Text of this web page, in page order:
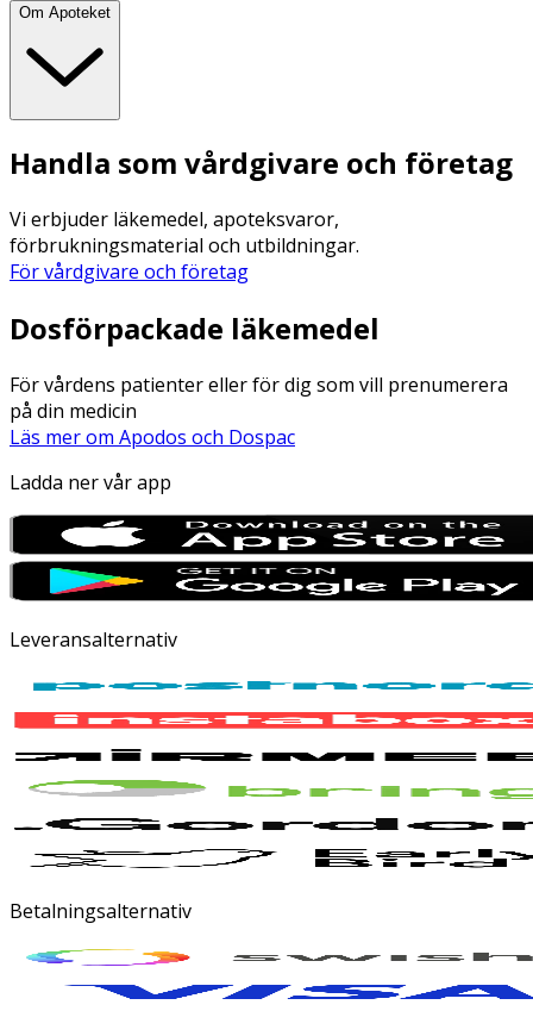
Om Apoteket
Handla som vårdgivare och företag
Vi erbjuder läkemedel, apoteksvaror,
förbrukningsmaterial och utbildningar.
För vårdgivare och företag
Dosförpackade läkemedel
För vårdens patienter eller för dig som vill prenumerera
på din medicin
Läs mer om Apodos och Dospac
Ladda ner vår app
Leveransalternativ
Betalningsalternativ